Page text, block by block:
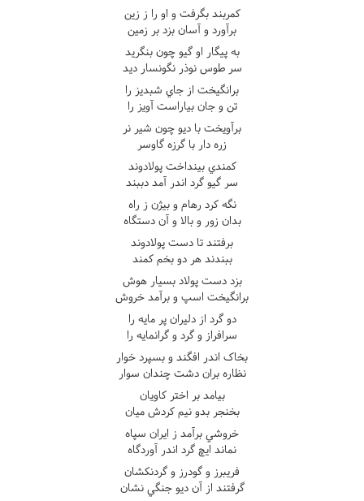
کمربند بگرفت و او را ز زين
برآورد و آسان بزد بر زمين
به پيگار او گيو چون بنگريد
سر طوس نوذر نگونسار ديد
برانگيخت از جاي شبديز را
تن و جان بياراست آويز را
برآويخت با ديو چون شير نر
زره دار با گرزه گاوسر
کمندي بينداخت پولادوند
سر گيو گرد اندر آمد دببند
نگه کرد رهام و بيژن ز راه
بدان زور و بالا و آن دستگاه
برفتند تا دست پولادوند
ببندند هر دو بخم کمند
بزد دست پولاد بسيار هوش
برانگيخت اسپ و برآمد خروش
دو گرد از دليران پر مايه را
سرافراز و گرد و گرانمايه را
بخاک اندر افگند و بسپرد خوار
نظاره بران دشت چندان سوار
بيامد بر اختر کاويان
بخنجر بدو نيم کردش ميان
خروشي برآمد ز ايران سپاه
نماند ايچ گرد اندر آوردگاه
فريبرز و گودرز و گردنکشان
گرفتند از آن ديو جنگي نشان